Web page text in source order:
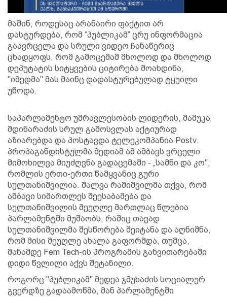
მაშინ, როდესაც არანაირი ფაქტით არ
დასტურდება, რომ “პუბლიკამ” ცრუ ინფორმაცია
გაავრცელა და სრული ვიდეო ჩანაწერიც
ცხადყოფს, რომ გამოცემამ მხოლოდ და მხოლოდ
დეპუტატის სიტყვების ციტირება მოახდინა,
"იმედმა" მას მაინც დადასტურებულად ტყუილი
უწოდა.
საპარლამენტო უმრავლესობის ლიდერის, მამუკა
მდინარაძის სრულ გამოსვლას აქტიურად
აზიარებდა და პოსტავდა ტელეკომპანია Postv.
პროპაგანდისტულმა მედიამ ამ ამბავს ვრცელი
მიმოხილვა მიუძღვნა გადაცემაში - „სამნი და კო",
რომლის ერთი-ერთი წამყვანიც გური
სულთანიშვილია. შალვა რამიშვილმა თქვა, რომ
ამბავი სიმართლეს შეესაბამება და
სულთანიშვილის მეუღლე მართლაც წლებია
პარლამენტში მუშაობს, რაშიც თავად
სულთანიშვილმა შესწორება შეიტანა და აღნიშნა,
რომ მისი მეუღლე ახალა გაფორმდა, თუმცა,
მანამდე Fem Tech-ის პროგრამის განვითარებაში
დიდი წვლილი აქვს შეტანილი.
როგორც "პუბლიკამ" მედეა ჯმუხაძის სოციალურ
გვერდზე გადაამოწმა, მან პარლამენტში